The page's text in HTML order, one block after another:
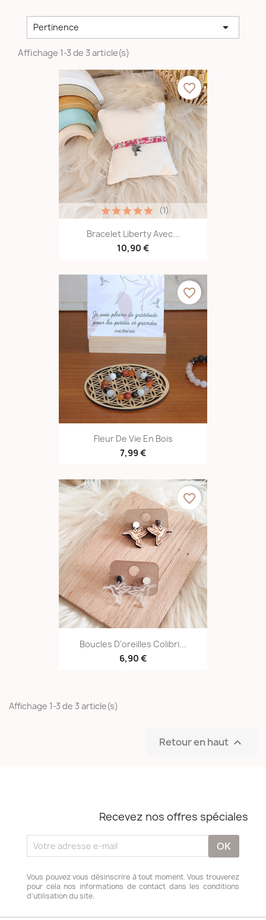
Pertinence 
Affichage 1-3 de 3 article(s)
Bracelet Liberty Avec...
10,90 €
(1)
favorite_border
Fleur De Vie En Bois
7,99 €
favorite_border
Boucles D’oreilles Colibri...
6,90 €
favorite_border
Affichage 1-3 de 3 article(s)
Retour en haut 
Recevez nos offres spéciales
Vous pouvez vous désinscrire à tout moment. Vous trouverez
pour cela nos informations de contact dans les conditions
d'utilisation du site.